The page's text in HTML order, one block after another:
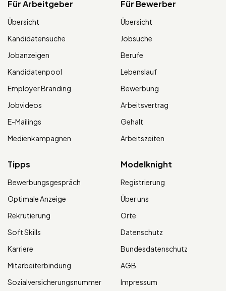
Für Arbeitgeber
Übersicht
Kandidatensuche
Jobanzeigen
Kandidatenpool
Employer Branding
Jobvideos
E-Mailings
Medienkampagnen
Für Bewerber
Übersicht
Jobsuche
Berufe
Lebenslauf
Bewerbung
Arbeitsvertrag
Gehalt
Arbeitszeiten
Tipps
Bewerbungsgespräch
Optimale Anzeige
Rekrutierung
Soft Skills
Karriere
Mitarbeiterbindung
Sozialversicherungsnummer
Modelknight
Registrierung
Über uns
Orte
Datenschutz
Bundesdatenschutz
AGB
Impressum